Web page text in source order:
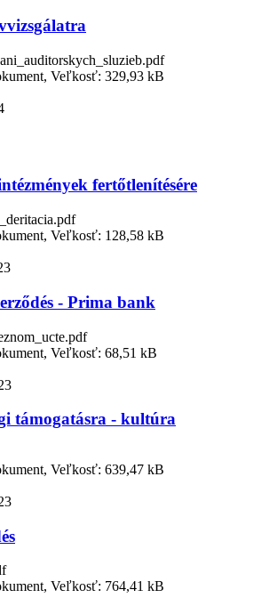
Veľkosť: 329,93 kB
fertőtlenítésére
Veľkosť: 128,58 kB
- Prima bank
Veľkosť: 68,51 kB
támogatásra - kultúra
Veľkosť: 639,47 kB
Veľkosť: 764,41 kB